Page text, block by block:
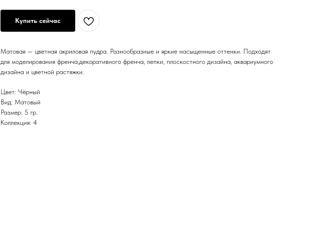
Купить сейчас
Матовая — цветная акриловая пудра. Разнообразные и яркие насыщенные оттенки. Подходят
для моделирования френча,декоративного френча, лепки, плоскостного дизайна, аквариумного
дизайна и цветной растяжки.
Цвет: Чёрный
Вид: Матовый
Размер: 5 гр.
Коллекция: 4